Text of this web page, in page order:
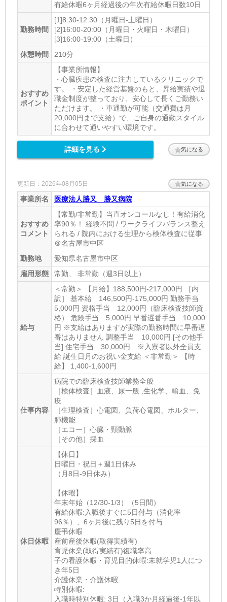
有給休暇6ヶ月経過後の年次有給休暇日数10日
勤務時間
[1]8:30-12:30（月曜日-土曜日）
[2]16:00-20:00（月曜日・火曜日・木曜日）
[3]16:00-19:00（土曜日）
休憩時間
210分
おすすめ
ポイント
【事業所情報】
・心臓疾患の検査に注力しているクリニックで
す。 ・安定した経営基盤のもと、昇給実績や退
職金制度が整っており、安心して長くご勤務い
ただけます。 ・車通勤が可能（交通費は月
20,000円まで支給）で、ご自身の通勤スタイル
に合わせて通いやすい環境です。
詳細を見る 気になる
更新日：2026年08月05日 気になる
事業所名 医療法人勝又 勝又病院
おすすめ
コメント
【常勤/非常勤】当直オンコールなし！有給消化
率90％！ 経験不問 / ワークライフバランス整え
られる / 院内における生理から検体検査に従事
＠名古屋市中区
勤務地
愛知県名古屋市中区
雇用形態
常勤、 非常勤（週3日以上）
給与
＜常勤＞ 【月給】188,500円-217,000円 ［内
訳］ 基本給 146,500円-175,000円 勤務手当
5,000円 資格手当 12,000円（臨床検査技師資
格） 危険手当 5,000円 早番遅番手当 10,000
円 ※支給はありますが実際の勤務時間に早番遅
番はありません 調整手当 10,000円 [その他手
当] 住宅手当 30,000円 ※入寮者以外全員支
給 誕生日月のお祝い金支給 ＜非常勤＞ 【時
給】 1,400-1,600円
仕事内容
病院での臨床検査技師業務全般
［検体検査］血液、尿一般 ,生化学、輸血、免
疫
［生理検査］心電図、負荷心電図、ホルター、
肺機能
［エコー］心臓・頸動脈
［その他］採血
休日休暇
【休日】
日曜日・祝日＋週1日休み
（月8日-9日休み）
【休暇】
年末年始（12/30-1/3）（5日間）
有給休暇:入職後すぐに5日付与（消化率
96％）、6ヶ月後に残り5日を付与
慶弔休暇
産前産後休暇(取得実績有)
育児休業(取得実績有)復職率高
子の看護休暇・育児目的休暇:未就学児1人につ
き年5日
介護休業・介護休暇
特別休暇:
入職時特別休暇: 3日（入職3か月経過後-1年以